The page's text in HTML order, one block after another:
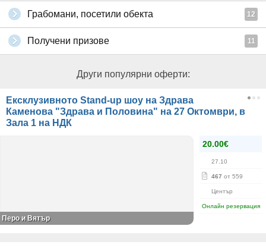
Грабомани, посетили обекта 12
Получени призове 11
Други популярни оферти:
Ексклузивното Stand-up шоу на Здрава
Каменова "Здрава и Половина" на 27 Октомври, в
Зала 1 на НДК
20.00€
27.10
467 от 559
Център
Онлайн резервация
Перо и Вятър